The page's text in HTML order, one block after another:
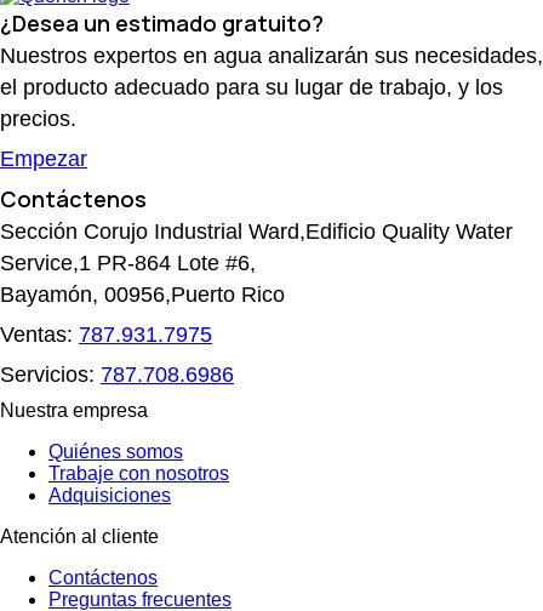
¿Desea un estimado gratuito?
Nuestros expertos en agua analizarán sus necesidades,
el producto adecuado para su lugar de trabajo, y los
precios.
Empezar
Contáctenos
Sección Corujo Industrial Ward,Edificio Quality Water
Service,1 PR-864 Lote #6,
Bayamón, 00956,Puerto Rico
Ventas: 787.931.7975
Servicios: 787.708.6986
Nuestra empresa
Quiénes somos
Trabaje con nosotros
Adquisiciones
Atención al cliente
Contáctenos
Preguntas frecuentes